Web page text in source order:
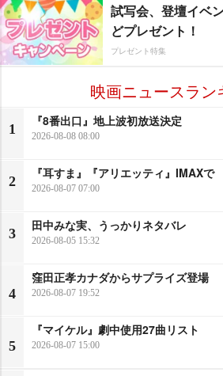
試写会、登壇イベ
どプレゼント！
プレゼント特集
映画ニュースラン
1
『8番出口』地上波初放送決定
2026-08-08 08:00
2
『耳すま』『アリエッティ』IMAXで
2026-08-07 07:00
3
田中みな実、うっかりネタバレ
2026-08-05 15:32
4
窪田正孝カナダからサプライズ登場
2026-08-07 19:52
5
『マイケル』劇中使用27曲リスト
2026-08-07 15:00